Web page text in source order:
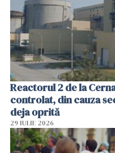
Reactorul 2 de la
controlat, din cauza
deja oprită
29 IULIE 2026